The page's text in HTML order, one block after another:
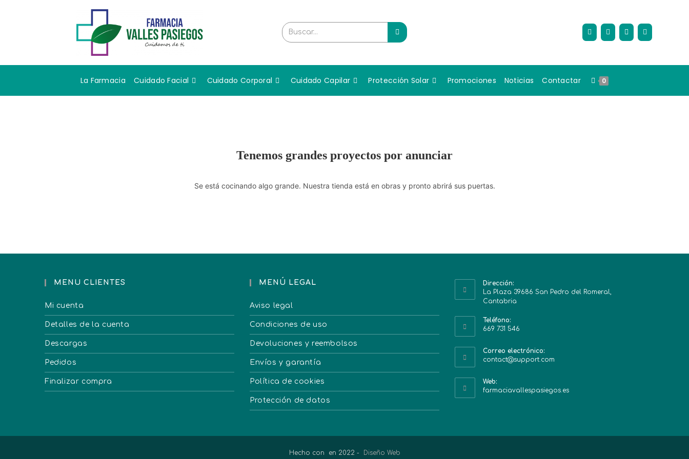
Buscar...
La Farmacia Cuidado Facial Cuidado Corporal Cuidado Capilar Protección Solar Promociones Noticias Contactar 0
Tenemos grandes proyectos por anunciar
Se está cocinando algo grande. Nuestra tienda está en obras y pronto abrirá sus puertas.
MENU CLIENTES
Mi cuenta
Detalles de la cuenta
Descargas
Pedidos
Finalizar compra
MENÚ LEGAL
Aviso legal
Condiciones de uso
Devoluciones y reembolsos
Envíos y garantía
Política de cookies
Protección de datos
Dirección:
La Plaza 39686 San Pedro del Romeral,
Cantabria
Teléfono:
669 731 546
Correo electrónico:
contact@support.com
Web:
farmaciavallespasiegos.es
Hecho con en 2022 - Diseño Web